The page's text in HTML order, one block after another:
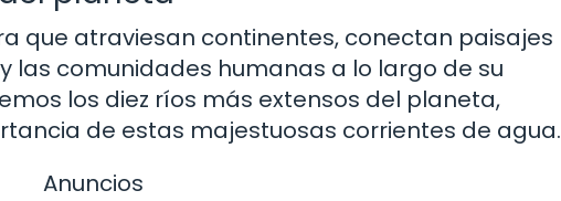
que atraviesan continentes, conectan paisajes
las comunidades humanas a lo largo de su
los diez ríos más extensos del planeta,
de estas majestuosas corrientes de agua.
Anuncios